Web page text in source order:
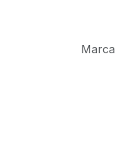
Marca